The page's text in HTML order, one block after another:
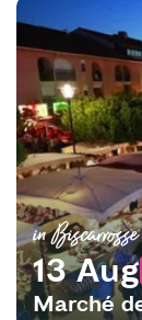
in
13 Aug
Marché